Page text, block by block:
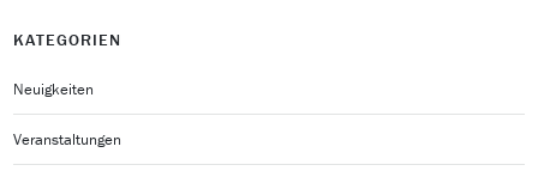
KATEGORIEN
Neuigkeiten
Veranstaltungen